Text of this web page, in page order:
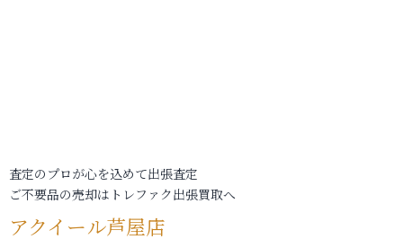
査定のプロが心を込めて出張査定
ご不要品の売却はトレファク出張買取へ
アクイール芦屋店